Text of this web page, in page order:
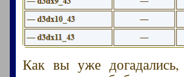
Как вы уже